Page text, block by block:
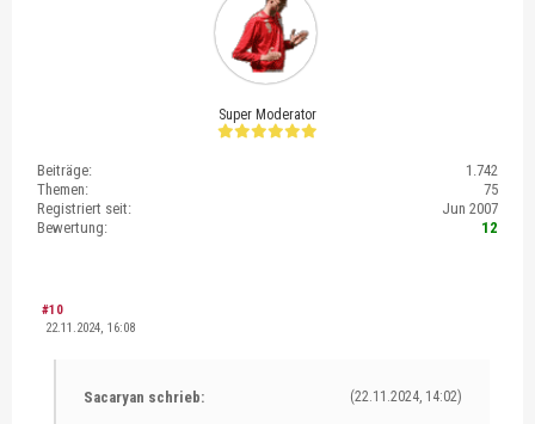
Super Moderator
Beiträge:
1.742
Themen:
75
Registriert seit:
Jun 2007
Bewertung:
12
#10
22.11.2024, 16:08
(22.11.2024, 14:02)
Sacaryan schrieb: